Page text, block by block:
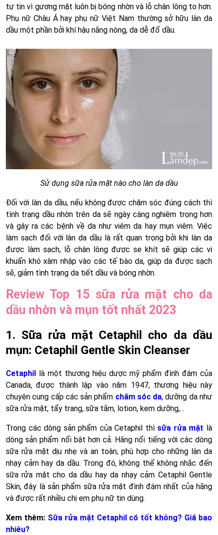
tự tin vì gương mặt luôn bị bóng nhờn và lỗ chân lông to hơn.
Phụ nữ Châu Á hay phụ nữ Việt Nam thường sở hữu làn da
dầu một phần bởi khí hậu nắng nóng, da dễ đổ dầu.
Sử dụng sữa rửa mặt nào cho làn da dầu
Đối với làn da dầu, nếu không được chăm sóc đúng cách thì
tình trạng dầu nhờn trên da sẽ ngày càng nghiêm trọng hơn
và gây ra các bệnh về da như viêm da hay mụn viêm. Việc
làm sạch đối với làn da dầu là rất quan trọng bởi khi làn da
được làm sạch, lỗ chân lông được se khít sẽ giúp các vi
khuẩn khó xâm nhập vào các tế bào da, giúp da được sạch
sẽ, giảm tình trạng da tiết dầu và bóng nhờn.
Review Top 15 sữa rửa mặt cho da
dầu nhờn và mụn tốt nhất 2023
1. Sữa rửa mặt Cetaphil cho da dầu
mụn: Cetaphil Gentle Skin Cleanser
Cetaphil
là một thương hiệu dược mỹ phẩm đình đám của
Canada, được thành lập vào năm 1947, thương hiệu này
chuyên cung cấp các sản phẩm chăm sóc da, dưỡng da như
sữa rửa mặt, tẩy trang, sữa tắm, lotion, kem dưỡng,...
Trong các dòng sản phẩm của Cetaphil thì sữa rửa mặt là
dòng sản phẩm nổi bật hơn cả. Hãng nổi tiếng với các dòng
sữa rửa mặt dịu nhẹ và an toàn, phù hợp cho những làn da
nhạy cảm hay da dầu. Trong đó, không thể không nhắc đến
sữa rửa mặt cho da dầu hay da nhạy cảm Cetaphil Gentle
Skin, đây là sản phẩm sữa rửa mặt đình đám nhất của hãng
và được rất nhiều chị em phụ nữ tin dùng.
Xem thêm: Sữa rửa mặt Cetaphil có tốt không? Giá bao
nhiêu?